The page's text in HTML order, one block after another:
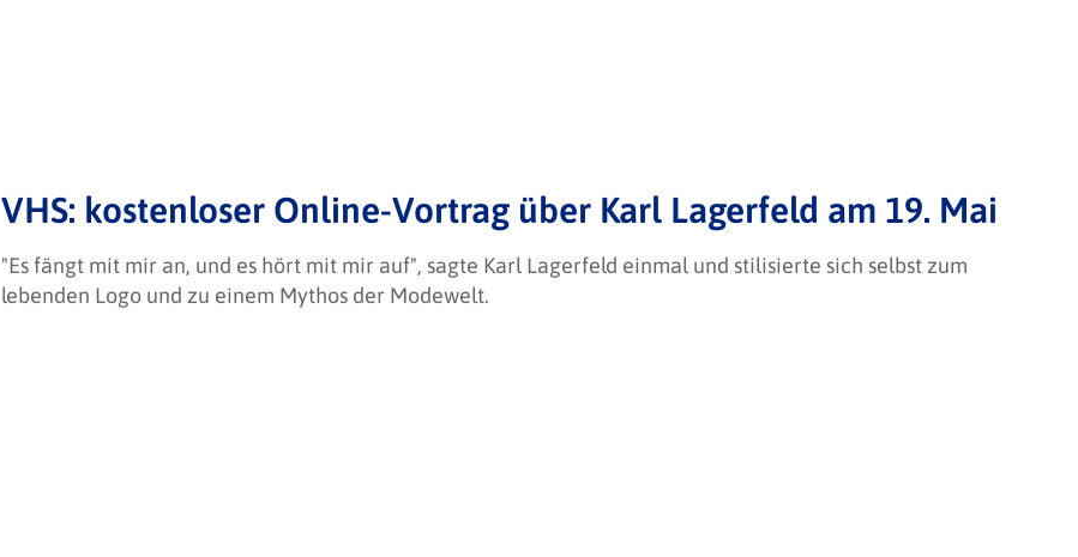
VHS: kostenloser Online-Vortrag über Karl Lagerfeld am 19. Mai
"Es fängt mit mir an, und es hört mit mir auf", sagte Karl Lagerfeld einmal und stilisierte sich selbst zum
lebenden Logo und zu einem Mythos der Modewelt.